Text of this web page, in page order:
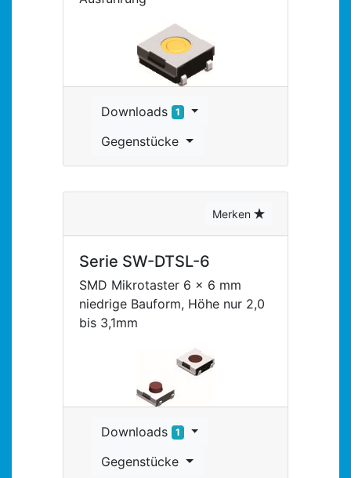
Downloads 1
Gegenstücke
Merken
Serie SW-DTSL-6
SMD Mikrotaster 6 x 6 mm
niedrige Bauform, Höhe nur 2,0
bis 3,1mm
Downloads 1
Gegenstücke